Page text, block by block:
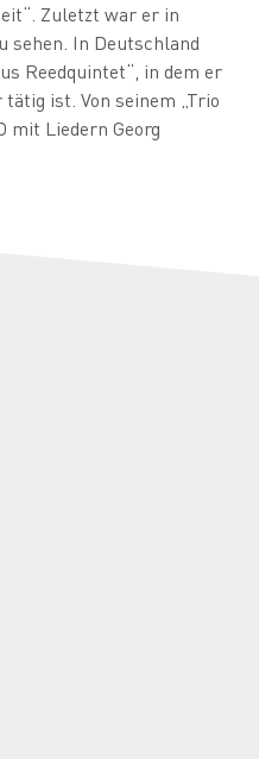
Zuletzt war er in
sehen. In Deutschland
Reedquintet“, in dem er
ist. Von seinem „Trio
mit Liedern Georg